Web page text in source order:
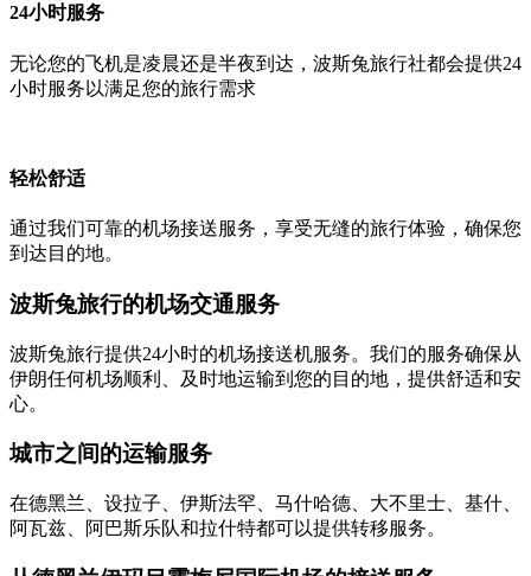
24小时服务
无论您的飞机是凌晨还是半夜到达，波斯兔旅行社都会提供24
小时服务以满足您的旅行需求
轻松舒适
通过我们可靠的机场接送服务，享受无缝的旅行体验，确保您
到达目的地。
波斯兔旅行的机场交通服务
波斯兔旅行提供24小时的机场接送机服务。我们的服务确保从
伊朗任何机场顺利、及时地运输到您的目的地，提供舒适和安
心。
城市之间的运输服务
在德黑兰、设拉子、伊斯法罕、马什哈德、大不里士、基什、
阿瓦兹、阿巴斯乐队和拉什特都可以提供转移服务。